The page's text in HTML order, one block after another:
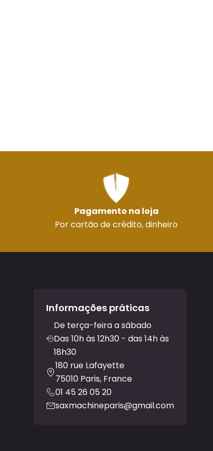
Pagamento na loja
Por cartão de crédito, dinheiro
Informações práticas
De terça-feira a sábado
Das 10h às 12h30 - das 14h às
18h30
180 rue Lafayette
75010 Paris, France
01 45 26 05 20
saxmachineparis@gmail.com